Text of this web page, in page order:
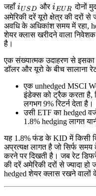
जहाँi_{USD}
iUS D औरi_{EUR}
i EU R दोनों
अमेरिकी दरें यूरो क्षेत्र की दरों से
अवधि के अधिकांश समय में रहा,
शेयर क्लास खरीदने वाला
है।
एक संख्यात्मक उदाहरण से
डॉलर और यूरो के बीच सालाना
एक unhedged MSCI
इंडेक्स को ट्रैक करता है,
लगभग 9% रिटर्न देता है।
उसी ETF का hedged
1.8% hedging लागत
यह 1.8% फंड के KID में किसी
अप्रत्यक्ष लागत है जो सिर्फ
करने पर दिखती है। जब रेट
की दरें अमेरिकी दरों से ज्यादा हो
hedged शेयर क्लास रखने वालों